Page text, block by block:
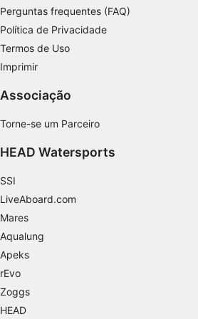
Perguntas frequentes (FAQ)
Política de Privacidade
Termos de Uso
Imprimir
Associação
Torne-se um Parceiro
HEAD Watersports
SSI
LiveAboard.com
Mares
Aqualung
Apeks
rEvo
Zoggs
HEAD
Recursos especiais do IAB:
Identificar dispositivos com base nas
Finalidades de processamento não IAB:
Necessário
Desempenho
Publicidade